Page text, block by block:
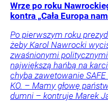
Wrze po roku
kontra „Cała Europa
Po pierwszym roku
żeby Karol Nawrocki
zwaśnionymi
największą hańbą na
chyba zawetowanie
KO. – Mamy głowę
dumni – kontruje Marek